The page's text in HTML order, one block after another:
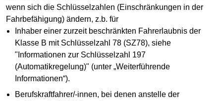
wenn sich die Schlüsselzahlen (Einschränkungen in der
Fahrbefähigung) ändern, z.b. für
Inhaber einer zurzeit beschränkten Fahrerlaubnis der
Klasse B mit Schlüsselzahl 78 (SZ78), siehe
"Informationen zur Schlüsselzahl 197
(Automatikregelung)" (unter „Weiterführende
Informationen“).
Berufskraftfahrer/-innen, bei denen anstelle der